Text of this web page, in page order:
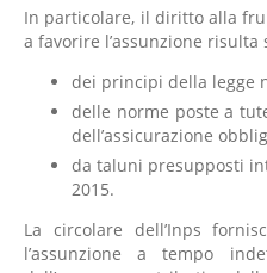
In particolare, il diritto alla
a favorire l’assunzione
dei principi della legge
delle norme poste a
dell’assicurazione
da taluni presupposti
2015.
La circolare dell’Inps
l’assunzione a tempo